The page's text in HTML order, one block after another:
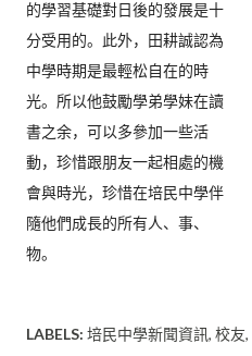
的學習基礎對日後的發展是十
分受用的。此外，
田耕誠認為
中學時期是最輕松自在的時
光。 所以他鼓勵學弟學妹在讀
書之余，可以多參加一些活
動， 珍惜跟朋友一起相處的機
會與時光， 珍惜在培民中學伴
隨他們成長的所有人、事、
物。
LABELS: 培民中學新聞資訊 校友